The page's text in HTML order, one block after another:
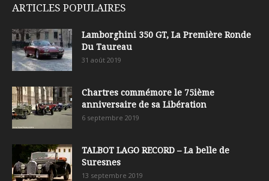
ARTICLES POPULAIRES
Lamborghini 350 GT, La Première Ronde
Du Taureau
31 août 2019
Chartres commémore le 75ième
anniversaire de sa Libération
6 septembre 2019
TALBOT LAGO RECORD – La belle de
Suresnes
13 septembre 2019